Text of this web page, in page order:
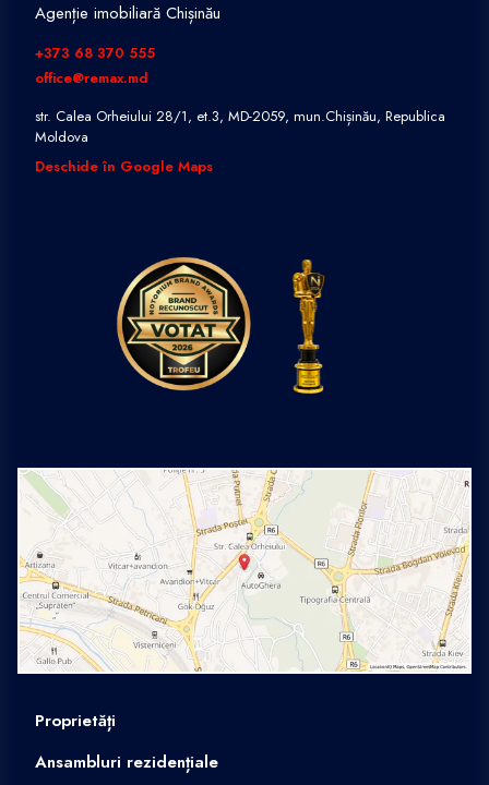
Agenție imobiliară Chișinău
+373 68 370 555
office@remax.md
str. Calea Orheiului 28/1, et.3, MD-2059, mun.Chișinău, Republica
Moldova
Deschide în Google Maps
Proprietăți
Ansambluri rezidențiale